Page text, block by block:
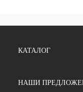
КАТАЛОГ
НАШИ